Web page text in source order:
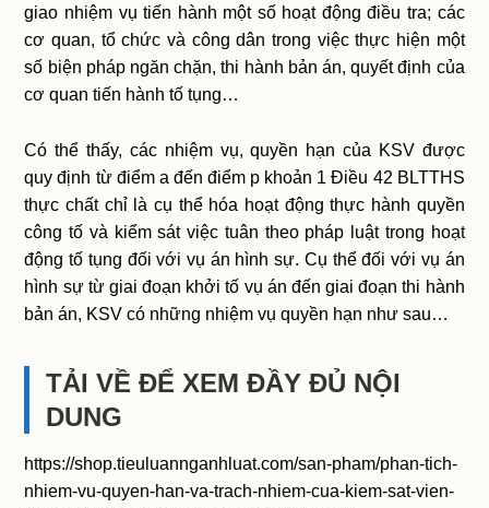
giao nhiệm vụ tiến hành một số hoạt động điều tra; các
cơ quan, tổ chức và công dân trong việc thực hiện một
số biện pháp ngăn chặn, thi hành bản án, quyết định của
cơ quan tiến hành tố tụng…
Có thể thấy, các nhiệm vụ, quyền hạn của KSV được
quy định từ điểm a đến điểm p khoản 1 Điều 42 BLTTHS
thực chất chỉ là cụ thể hóa hoạt động thực hành quyền
công tố và kiểm sát việc tuân theo pháp luật trong hoạt
động tố tụng đối với vụ án hình sự. Cụ thể đối với vụ án
hình sự từ giai đoạn khởi tố vụ án đến giai đoạn thi hành
bản án, KSV có những nhiệm vụ quyền hạn như sau…
TẢI VỀ ĐỂ XEM ĐẦY ĐỦ NỘI
DUNG
https://shop.tieuluannganhluat.com/san-pham/phan-tich-
nhiem-vu-quyen-han-va-trach-nhiem-cua-kiem-sat-vien-